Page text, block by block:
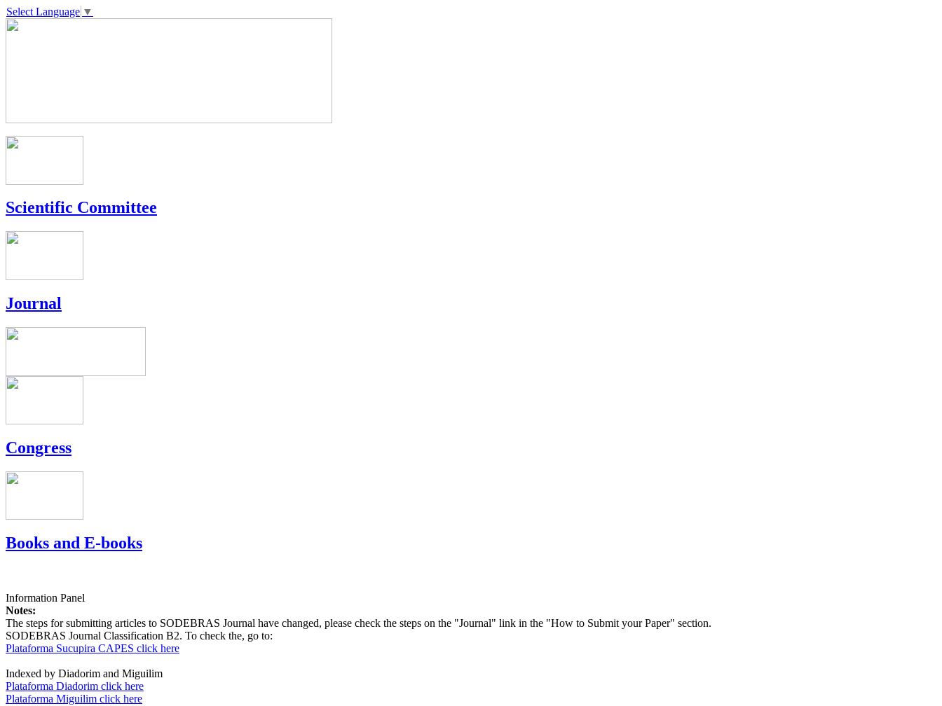
Select Language ▼
Scientific Committee
Journal
Congress
Books and E-books
Information Panel
Notes:
The steps for submitting articles to SODEBRAS Journal have changed, please check the steps on the "Journal" link in the "How to Submit your Paper" section.
SODEBRAS Journal Classification B2. To check the, go to:
Plataforma Sucupira CAPES click here
Indexed by Diadorim and Miguilim
Plataforma Diadorim click here
Plataforma Miguilim click here